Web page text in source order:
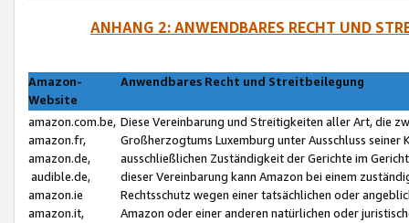
ANHANG 2: ANWENDBARES RECHT UND
Amazon-
Website
Anwendbares Recht und Streitbeilegung
amazon.com.be,
amazon.fr,
amazon.de,
audible.de,
amazon.ie
amazon.it,
Diese Vereinbarung und Streitigkeiten aller Art, die
Großherzogtums Luxemburg unter Ausschluss
ausschließlichen Zuständigkeit der Gerichte im
dieser Vereinbarung kann Amazon bei einem
Rechtsschutz wegen einer tatsächlichen oder
Amazon oder einer anderen natürlichen oder